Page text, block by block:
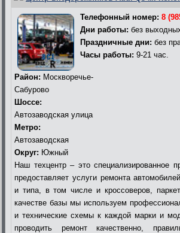
Телефонный номер: 8
Дни работы: без
Праздничные дни: без
Часы работы: 9-21 час.
Район: Москворечье-
Сабурово
Шоссе:
Автозаводская улица
Метро:
Автозаводская
Округ: Южный
Наш техцентр – это специализированное
предоставляет услуги ремонта
и типа, в том числе и кроссоверов,
качестве базы мы используем
и технические схемы к каждой марки и
проводить ремонт качественно,